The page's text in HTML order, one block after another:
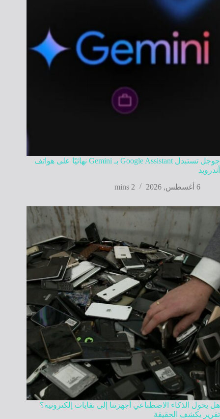
جوجل تستبدل Google Assistant بـ Gemini نهائيًا على هواتف
أندرويد
6 أغسطس, 2026
2 mins
هل يحول الذكاء الاصطناعي أجهزتنا إلى نفايات إلكترونية؟
تقرير يكشف الحقيقة